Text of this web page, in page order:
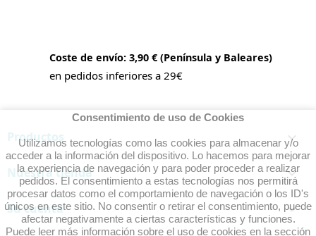
Coste de envío: 3,90 € (Península y Baleares)
en pedidos inferiores a 29€
Productos 
Nuestra tienda 
Su cuenta 
Consentimiento de uso de Cookies
Utilizamos tecnologías como las cookies para almacenar y/o
acceder a la información del dispositivo. Lo hacemos para mejorar
la experiencia de navegación y para poder proceder a realizar
pedidos. El consentimiento a estas tecnologías nos permitirá
procesar datos como el comportamiento de navegación o los ID's
únicos en este sitio. No consentir o retirar el consentimiento, puede
afectar negativamente a ciertas características y funciones.
Puede leer más información sobre el uso de cookies en la sección